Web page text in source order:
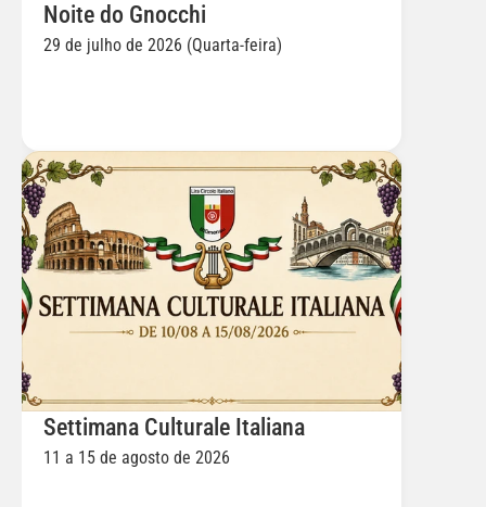
Noite do Gnocchi
29 de julho de 2026 (Quarta-feira)
Settimana Culturale Italiana
11 a 15 de agosto de 2026